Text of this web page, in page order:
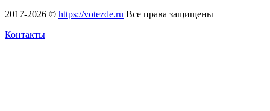
2017-2026 © https://votezde.ru Все права защищены
Контакты